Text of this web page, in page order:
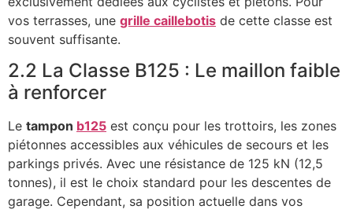
vos terrasses, une grille caillebotis de cette classe est
souvent suffisante.
2.2 La Classe B125 : Le maillon faible
à renforcer
Le tampon b125 est conçu pour les trottoirs, les zones
piétonnes accessibles aux véhicules de secours et les
parkings privés. Avec une résistance de 125 kN (12,5
tonnes), il est le choix standard pour les descentes de
garage. Cependant, sa position actuelle dans vos